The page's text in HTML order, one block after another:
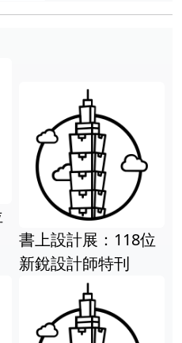
書上設計展：118位
新銳設計師特刊